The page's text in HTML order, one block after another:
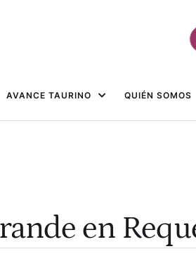
AVANCE TAURINO QUIÉN SOMOS
en